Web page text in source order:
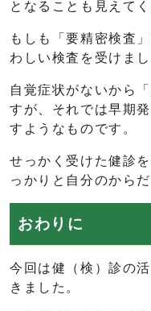
となることも見えてく
もしも「要精密検査
わしい検査を受けまし
自覚症状がないから
すが、それでは早期
すようなものです。
せっかく受けた健診
っかりと自分のから
おわりに
今回は健（検）診の
きました。